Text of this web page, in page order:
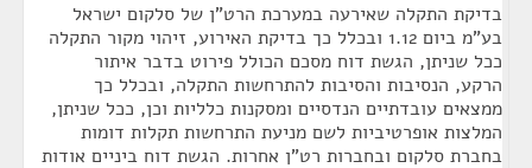
בדיקת התקלה שאירעה במערכת הרט"ן של סלקום ישראל
בע"מ ביום 1.12 ובכלל כך בדיקת האירוע, זיהוי מקור התקלה
ככל שניתן, הגשת דוח מסכם הכולל פירוט בדבר איתור
הרקע, הנסיבות והסיבות להתרחשות התקלה, ובכלל כך
ממצאים עובדתיים הנדסיים ומסקנות כלליות וכן, ככל שניתן,
המלצות אופרטיביות לשם מניעת התרחשות תקלות דומות
בחברת סלקום ובחברות רט"ן אחרות. הגשת דוח ביניים אודות